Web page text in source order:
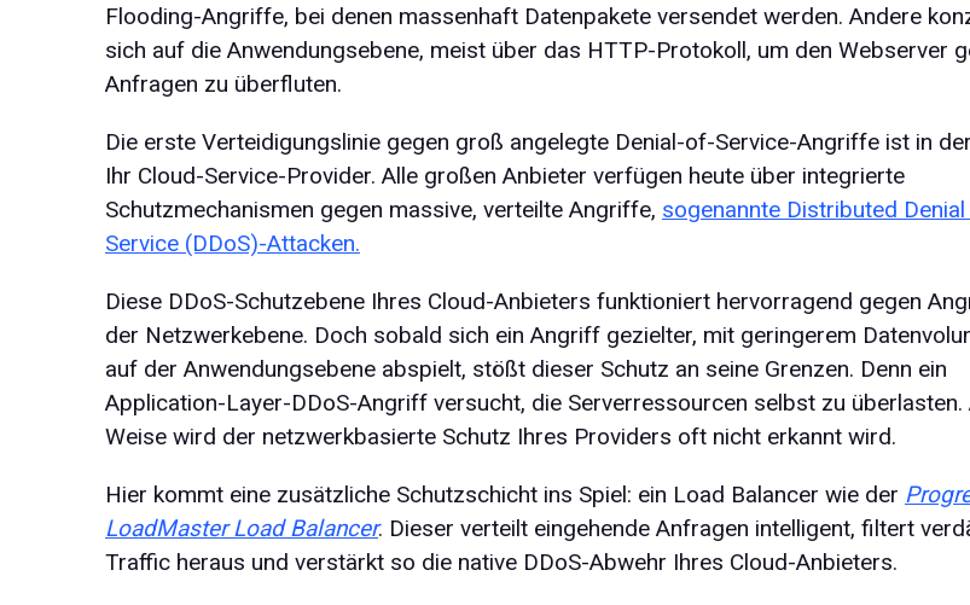
Flooding-Angriffe, bei denen massenhaft Datenpakete versendet werden. Andere
sich auf die Anwendungsebene, meist über das HTTP-Protokoll, um den Webserver
Anfragen zu überfluten.
Die erste Verteidigungslinie gegen groß angelegte Denial-of-Service-Angriffe ist in
Ihr Cloud-Service-Provider. Alle großen Anbieter verfügen heute über integrierte
Schutzmechanismen gegen massive, verteilte Angriffe, sogenannte Distributed
Service (DDoS)-Attacken.
Diese DDoS-Schutzebene Ihres Cloud-Anbieters funktioniert hervorragend gegen
der Netzwerkebene. Doch sobald sich ein Angriff gezielter, mit geringerem
auf der Anwendungsebene abspielt, stößt dieser Schutz an seine Grenzen. Denn ein
Application-Layer-DDoS-Angriff versucht, die Serverressourcen selbst zu überlasten.
Weise wird der netzwerkbasierte Schutz Ihres Providers oft nicht erkannt wird.
Hier kommt eine zusätzliche Schutzschicht ins Spiel: ein Load Balancer wie der
LoadMaster Load Balancer. Dieser verteilt eingehende Anfragen intelligent, filtert
Traffic heraus und verstärkt so die native DDoS-Abwehr Ihres Cloud-Anbieters.